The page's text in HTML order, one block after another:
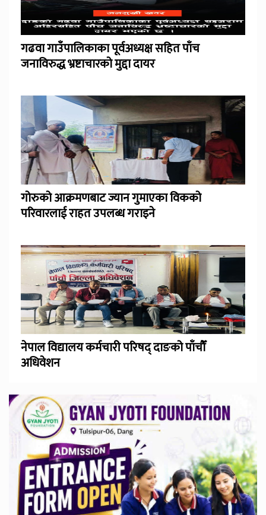
गढवा गाउँपालिकाका पूर्वअध्यक्ष सहित पाँच
जनाविरुद्ध भ्रष्टाचारको मुद्दा दायर
गोरुको आक्रमणबाट ज्यान गुमाएका विकको
परिवारलाई राहत उपलब्ध गराइने
नेपाल विद्यालय कर्मचारी परिषद् दाङको पाँचौँ
अधिवेशन